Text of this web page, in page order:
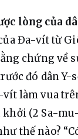
lòng của
Đa-vít từ
chứng về
đó dân Y-
làm vua
(2 Sa-mu-
thế nào?